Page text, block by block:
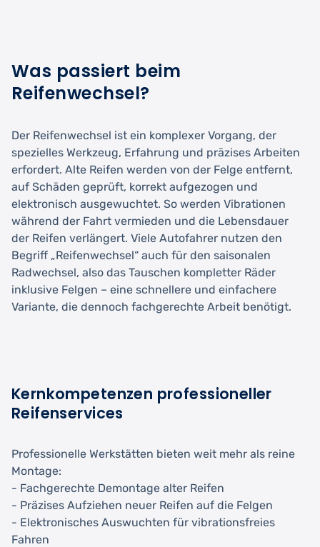
Was passiert beim
Reifenwechsel?
Der Reifenwechsel ist ein komplexer Vorgang, der
spezielles Werkzeug, Erfahrung und präzises Arbeiten
erfordert. Alte Reifen werden von der Felge entfernt,
auf Schäden geprüft, korrekt aufgezogen und
elektronisch ausgewuchtet. So werden Vibrationen
während der Fahrt vermieden und die Lebensdauer
der Reifen verlängert. Viele Autofahrer nutzen den
Begriff „Reifenwechsel“ auch für den saisonalen
Radwechsel, also das Tauschen kompletter Räder
inklusive Felgen – eine schnellere und einfachere
Variante, die dennoch fachgerechte Arbeit benötigt.
Kernkompetenzen professioneller
Reifenservices
Professionelle Werkstätten bieten weit mehr als reine
Montage:
- Fachgerechte Demontage alter Reifen
- Präzises Aufziehen neuer Reifen auf die Felgen
- Elektronisches Auswuchten für vibrationsfreies
Fahren